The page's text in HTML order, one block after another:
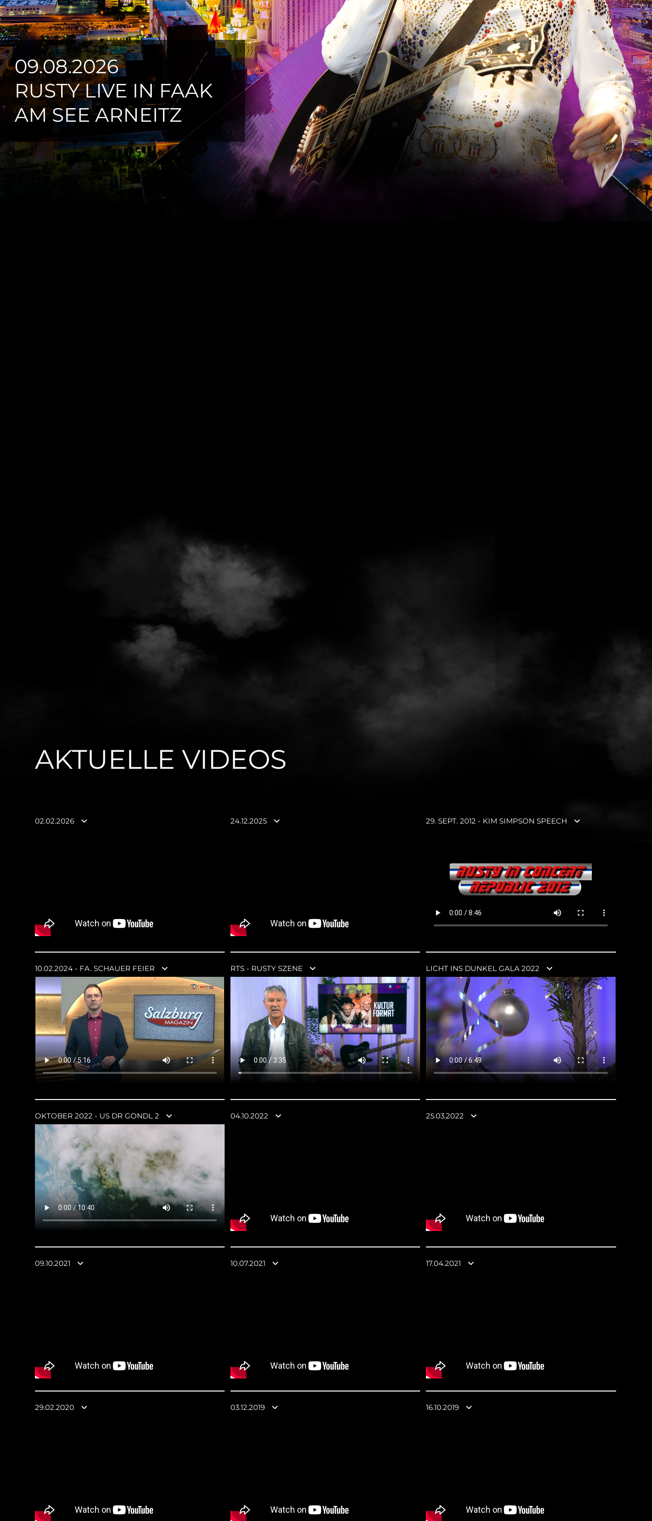
09.08.2026
RUSTY LIVE IN FAAK
AM SEE ARNEITZ
AKTUELLE VIDEOS
02.02.2026 24.12.2025 29. SEPT. 2012 - KIM SIMPSON SPEECH
10.02.2024 - FA. SCHAUER FEIER RTS - RUSTY SZENE LICHT INS DUNKEL GALA 2022
OKTOBER 2022 - US DR GONDL 2 04.10.2022 25.03.2022
09.10.2021 10.07.2021 17.04.2021
29.02.2020 03.12.2019 16.10.2019